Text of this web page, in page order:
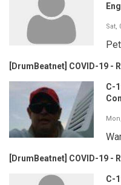
Sat,
[DrumBeatnet] COVID-19 -
C-
[DrumBeatnet] COVID-19 -
C-